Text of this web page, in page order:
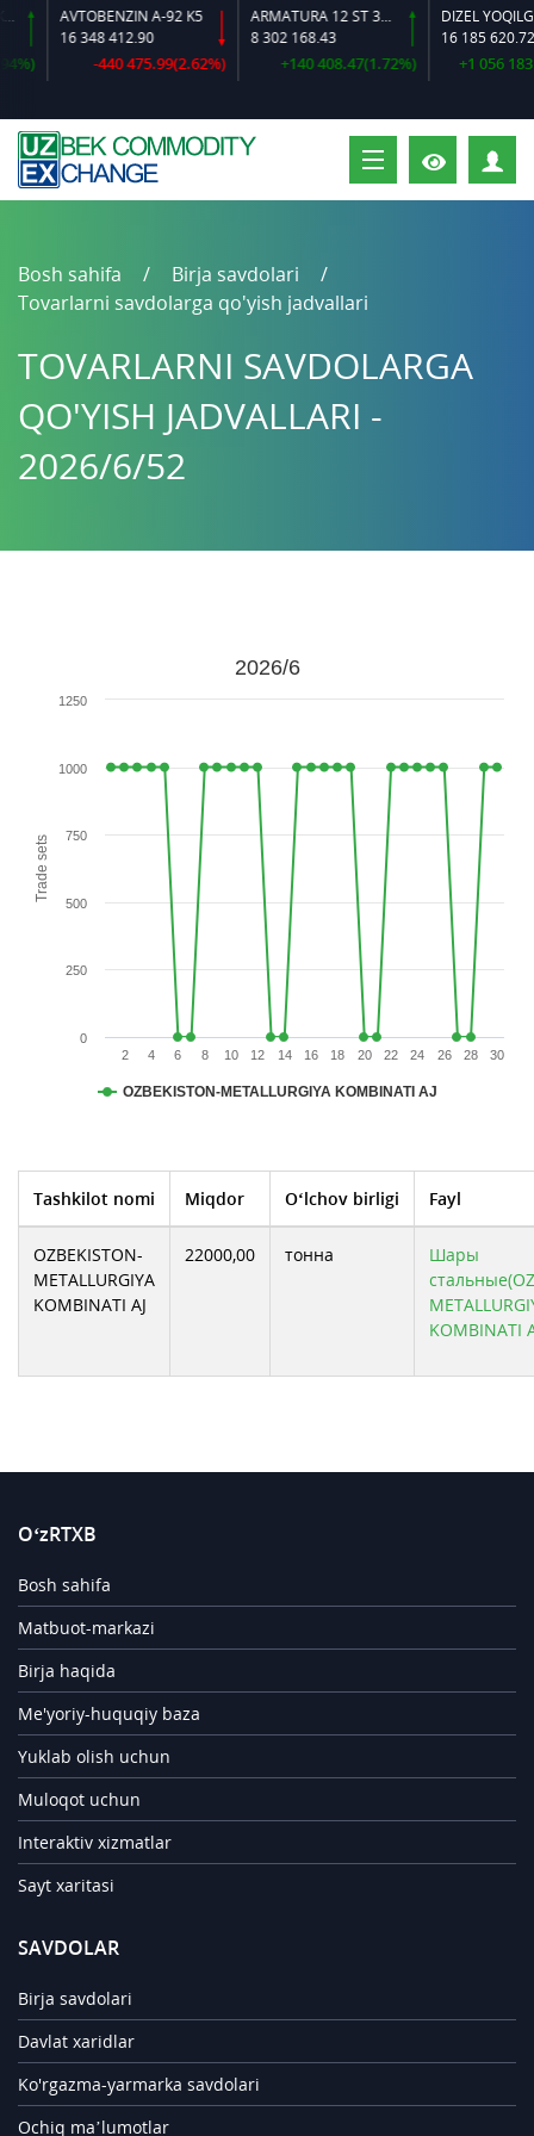
AVTOBENZIN A-92 K5
16 348 412.90
-440 475.99(2.62%)
ARMATURA 12 ST 35 GS O‘LCHAMLI
8 302 168.43
+140 408.47(1.72%)
DIZEL YOQILG‘ISI
16 185 620.72
+1 056
Bosh sahifa
Birja savdolari
Tovarlarni savdolarga qo'yish jadvallari
TOVARLARNI SAVDOLARGA
QO'YISH JADVALLARI -
2026/6/52
Trade sets
2026/6
OZBEKISTON-METALLURGIYA KOMBINATI AJ
2 4 6 8 10 12 14 16 18 20 22 24 26 28 30
0
250
500
750
1000
1250
Tashkilot nomi Miqdor O‘lchov birligi Fayl
OZBEKISTON-
METALLURGIYA
KOMBINATI AJ
22000,00 тонна
Шары
KOMBINATI
O‘zRTXB
Bosh sahifa
Matbuot-markazi
Birja haqida
Me'yoriy-huquqiy baza
Yuklab olish uchun
Muloqot uchun
Interaktiv xizmatlar
Sayt xaritasi
SAVDOLAR
Birja savdolari
Davlat xaridlar
Ko'rgazma-yarmarka savdolari
Ochiq ma’lumotlar